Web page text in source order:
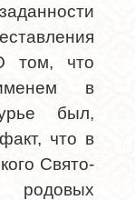
том, что
в
был,
что в
Свято-